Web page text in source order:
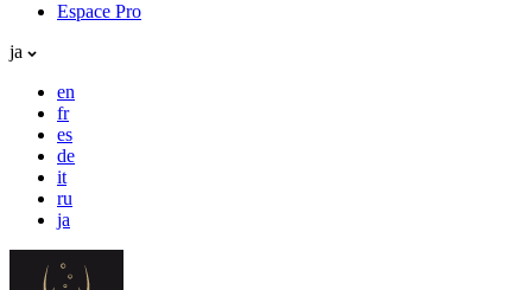
Espace Pro
ja
en
fr
es
de
it
ru
ja